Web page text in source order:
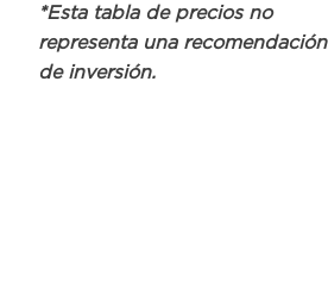
*Esta tabla de precios no
representa una recomendación
de inversión.